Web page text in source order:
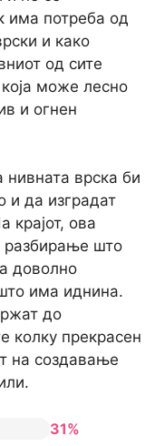
има потреба од
и како
од сите
може лесно
и огнен
врска би
и да изградат
крајот, ова
разбирање што
доволно
има иднина.
до
колку прекрасен
на создавање
31%